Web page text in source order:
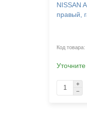
NISSAN
правый,